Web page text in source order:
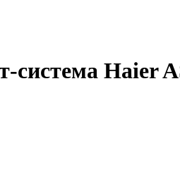
система Haier